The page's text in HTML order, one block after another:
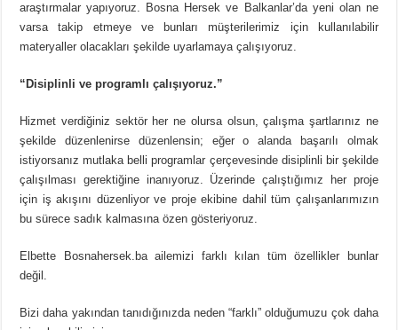
araştırmalar yapıyoruz. Bosna Hersek ve Balkanlar’da yeni olan ne
varsa takip etmeye ve bunları müşterilerimiz için kullanılabilir
materyaller olacakları şekilde uyarlamaya çalışıyoruz.
“Disiplinli ve programlı çalışıyoruz.”
Hizmet verdiğiniz sektör her ne olursa olsun, çalışma şartlarınız ne
şekilde düzenlenirse düzenlensin; eğer o alanda başarılı olmak
istiyorsanız mutlaka belli programlar çerçevesinde disiplinli bir şekilde
çalışılması gerektiğine inanıyoruz. Üzerinde çalıştığımız her proje
için iş akışını düzenliyor ve proje ekibine dahil tüm çalışanlarımızın
bu sürece sadık kalmasına özen gösteriyoruz.
Elbette Bosnahersek.ba ailemizi farklı kılan tüm özellikler bunlar
değil.
Bizi daha yakından tanıdığınızda neden “farklı” olduğumuzu çok daha